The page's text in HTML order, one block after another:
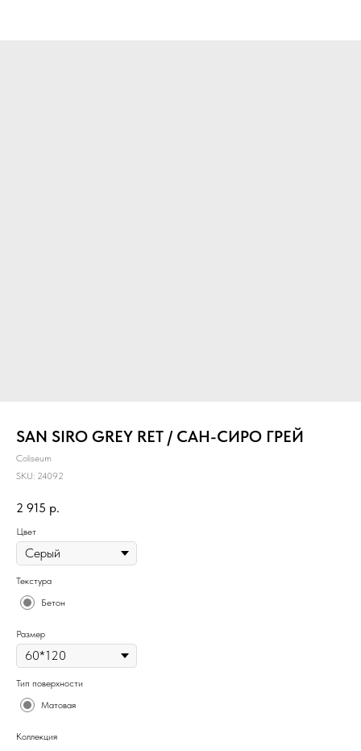
SAN SIRO GREY RET / САН-СИРО ГРЕЙ
Coliseum
SKU: 24092
2 915 р.
Цвет
Текстура
Бетон
Размер
Тип поверхности
Матовая
Коллекция